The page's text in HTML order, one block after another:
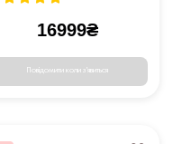
16999₴
Повідомити коли з'явиться